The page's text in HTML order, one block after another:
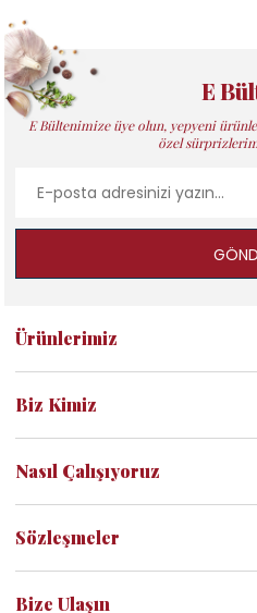
E
E Bültenimize üye olun, yepyeni
özel
Ürünlerimiz
Biz Kimiz
Nasıl Çalışıyoruz
Sözleşmeler
Bize Ulaşın